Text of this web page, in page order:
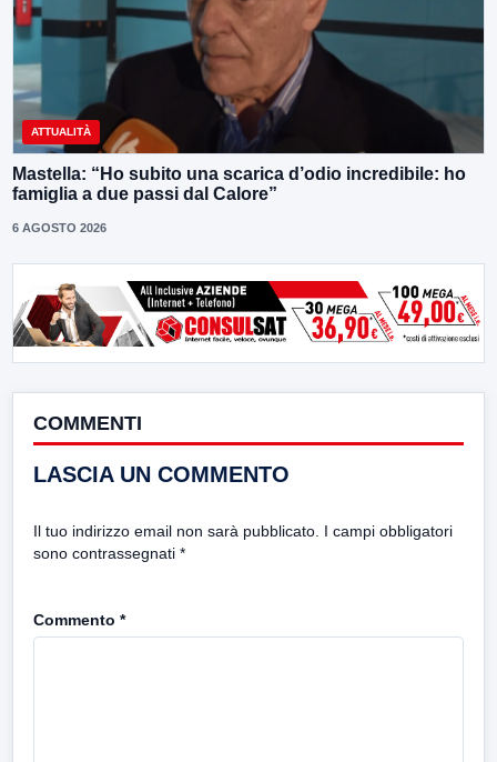
ATTUALITÀ
Mastella: “Ho subito una scarica d’odio incredibile: ho
famiglia a due passi dal Calore”
6 AGOSTO 2026
COMMENTI
LASCIA UN COMMENTO
Il tuo indirizzo email non sarà pubblicato. I campi obbligatori
sono contrassegnati *
Commento *